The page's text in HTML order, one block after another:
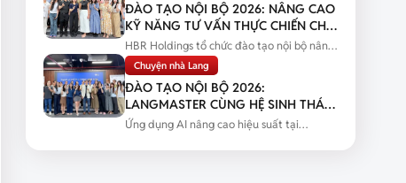
ĐÀO TẠO NỘI BỘ 2026: NÂNG CAO
KỸ NĂNG TƯ VẤN THỰC CHIẾN CHO
ĐỘI NGŨ SALES
HBR Holdings tổ chức đào tạo nội bộ nâng
cao kỹ năng tư vấn thực chiến...
Chuyện nhà Lang
ĐÀO TẠO NỘI BỘ 2026:
LANGMASTER CÙNG HỆ SINH THÁI
HBR HOLDINGS NÂNG CAO NĂNG
Ứng dụng AI nâng cao hiệu suất tại